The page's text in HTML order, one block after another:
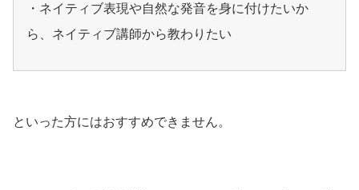
・ネイティブ表現や自然な発音を身に付けたいか
ら、ネイティブ講師から教わりたい
といった方にはおすすめできません。